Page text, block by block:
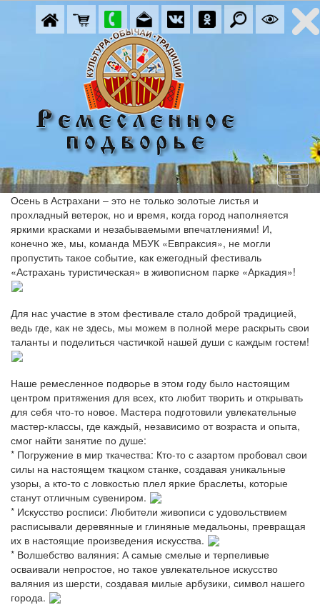
Осень в Астрахани – это не только золотые листья и
прохладный ветерок, но и время, когда город наполняется
яркими красками и незабываемыми впечатлениями! И,
конечно же, мы, команда МБУК «Евпраксия», не могли
пропустить такое событие, как ежегодный фестиваль
«Астрахань туристическая» в живописном парке «Аркадия»!
Для нас участие в этом фестивале стало доброй традицией,
ведь где, как не здесь, мы можем в полной мере раскрыть свои
таланты и поделиться частичкой нашей души с каждым гостем!
Наше ремесленное подворье в этом году было настоящим
центром притяжения для всех, кто любит творить и открывать
для себя что-то новое. Мастера подготовили увлекательные
мастер-классы, где каждый, независимо от возраста и опыта,
смог найти занятие по душе:
* Погружение в мир ткачества: Кто-то с азартом пробовал свои
силы на настоящем ткацком станке, создавая уникальные
узоры, а кто-то с ловкостью плел яркие браслеты, которые
станут отличным сувениром.
* Искусство росписи: Любители живописи с удовольствием
расписывали деревянные и глиняные медальоны, превращая
их в настоящие произведения искусства.
* Волшебство валяния: А самые смелые и терпеливые
осваивали непростое, но такое увлекательное искусство
валяния из шерсти, создавая милые арбузики, символ нашего
города.